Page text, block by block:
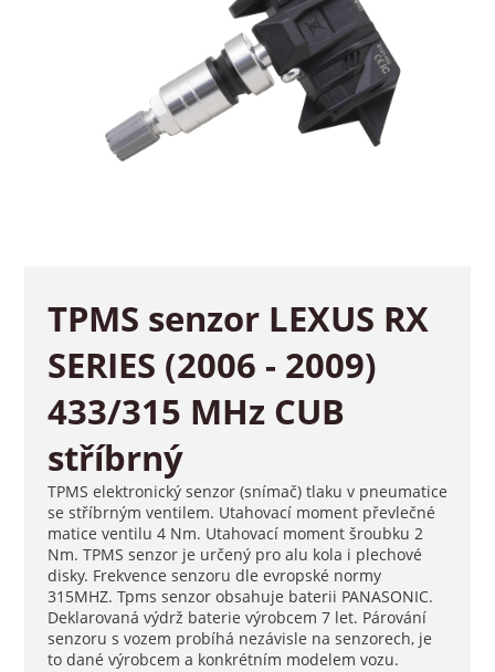
TPMS senzor LEXUS RX
SERIES (2006 - 2009)
433/315 MHz CUB
stříbrný
TPMS elektronický senzor (snímač) tlaku v pneumatice
se stříbrným ventilem. Utahovací moment převlečné
matice ventilu 4 Nm. Utahovací moment šroubku 2
Nm. TPMS senzor je určený pro alu kola i plechové
disky. Frekvence senzoru dle evropské normy
315MHZ. Tpms senzor obsahuje baterii PANASONIC.
Deklarovaná výdrž baterie výrobcem 7 let. Párování
senzoru s vozem probíhá nezávisle na senzorech, je
to dané výrobcem a konkrétním modelem vozu.